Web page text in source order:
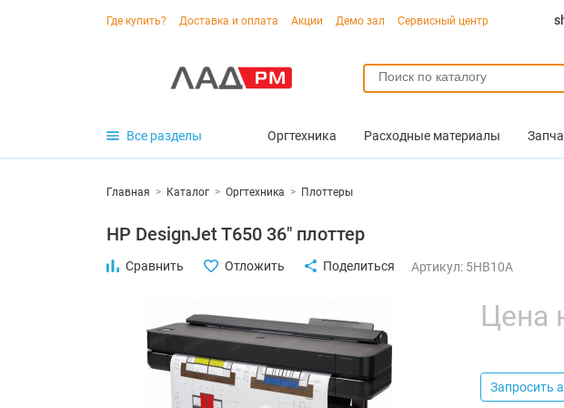
Где купить? Доставка и оплата Акции Демо зал Сервисный центр
Все разделы Оргтехника Расходные материалы
Главная > Каталог > Оргтехника > Плоттеры
HP DesignJet T650 36" плоттер
Сравнить Отложить Поделиться Артикул: 5HB10A
Цена
Запросить